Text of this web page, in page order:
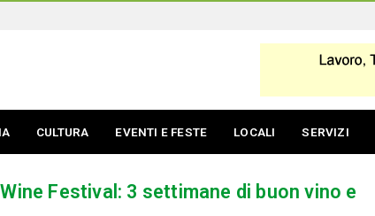
CULTURA EVENTI E FESTE LOCALI SERVIZI
Festival: 3 settimane di buon vino e